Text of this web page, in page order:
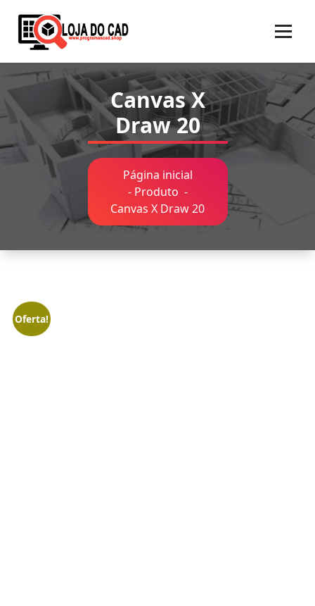
para
Canvas X
Draw 20
Página inicial
- Produto -
Canvas X Draw 20
Oferta!